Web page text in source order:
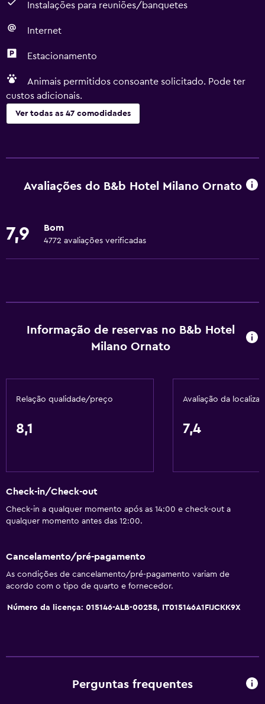
Instalações para reuniões/banquetes
Internet
Estacionamento
Animais permitidos consoante solicitado. Pode ter
custos adicionais.
Ver todas as 47 comodidades
Wi-Fi gratuito
Ar-condicionado
Casa de banho
Papel higiénico
Chuveiro
Centro de negócios
Serviço de despertador
Cofre
Acessibilidade e conveniência
Avaliações do B&b Hotel Milano Ornato
7,9 Bom
4772 avaliações verificadas
Informação de reservas no B&b Hotel
Milano Ornato
Relação qualidade/preço
8,1
Avaliação da
7,4
Check-in/Check-out
Check-in a qualquer momento após as 14:00 e check-out a
qualquer momento antes das 12:00.
Cancelamento/pré-pagamento
As condições de cancelamento/pré-pagamento variam de
acordo com o tipo de quarto e fornecedor.
Número da licença: 015146-ALB-00258, IT015146A1FIJCKK9X
Perguntas frequentes